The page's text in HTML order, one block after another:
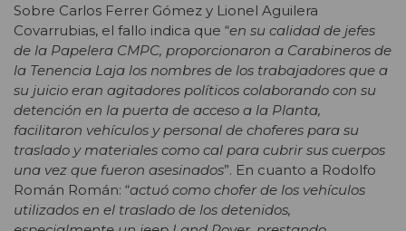
Sobre Carlos Ferrer Gómez y Lionel Aguilera
Covarrubias, el fallo indica que “en su calidad de jefes
de la Papelera CMPC, proporcionaron a Carabineros de
la Tenencia Laja los nombres de los trabajadores que a
su juicio eran agitadores políticos colaborando con su
detención en la puerta de acceso a la Planta,
facilitaron vehículos y personal de choferes para su
traslado y materiales como cal para cubrir sus cuerpos
una vez que fueron asesinados”. En cuanto a Rodolfo
Román Román: “actuó como chofer de los vehículos
utilizados en el traslado de los detenidos,